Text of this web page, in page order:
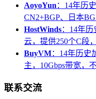
AoyoYun ：14年历
CN2+BGP、日本
HostWinds：14年
云，提供250个C段
BuyVM：14年历史
主，10Gbps带宽，
联系交流